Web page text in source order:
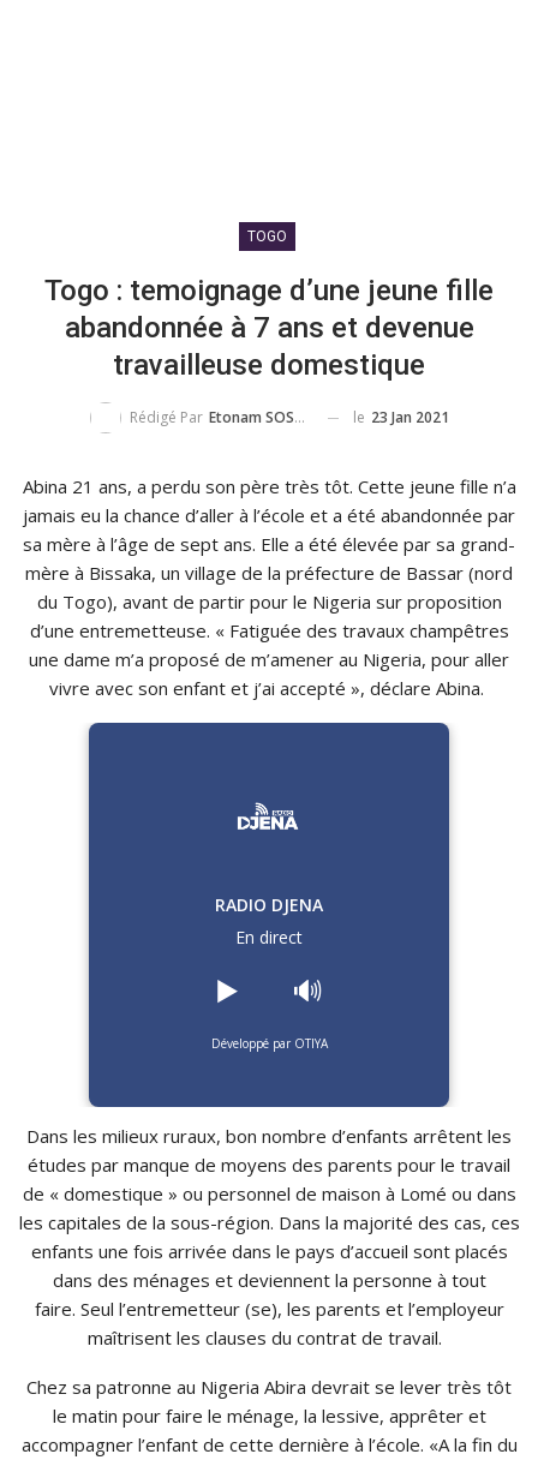
TOGO
Togo : temoignage d’une jeune fille
abandonnée à 7 ans et devenue
travailleuse domestique
Rédigé Par Etonam SOSSOU le 23 Jan 2021
Abina 21 ans, a perdu son père très tôt. Cette jeune fille n’a
jamais eu la chance d’aller à l’école et a été abandonnée par
sa mère à l’âge de sept ans. Elle a été élevée par sa grand-
mère à Bissaka, un village de la préfecture de Bassar (nord
du Togo), avant de partir pour le Nigeria sur proposition
d’une entremetteuse. « Fatiguée des travaux champêtres
une dame m’a proposé de m’amener au Nigeria, pour aller
vivre avec son enfant et j’ai accepté », déclare Abina.
RADIO DJENA
En direct
▶️ 🔊
Développé par OTIYA
Dans les milieux ruraux, bon nombre d’enfants arrêtent les
études par manque de moyens des parents pour le travail
de « domestique » ou personnel de maison à Lomé ou dans
les capitales de la sous-région. Dans la majorité des cas, ces
enfants une fois arrivée dans le pays d’accueil sont placés
dans des ménages et deviennent la personne à tout
faire. Seul l’entremetteur (se), les parents et l’employeur
maîtrisent les clauses du contrat de travail.
Chez sa patronne au Nigeria Abira devrait se lever très tôt
le matin pour faire le ménage, la lessive, apprêter et
accompagner l’enfant de cette dernière à l’école. «A la fin du